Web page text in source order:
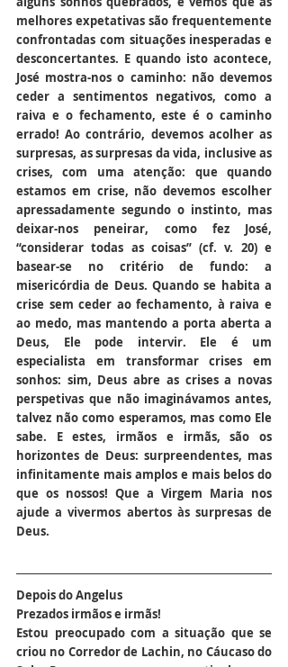
melhores expetativas são frequentemente
confrontadas com situações inesperadas e
desconcertantes. E quando isto acontece,
José mostra-nos o caminho: não devemos
ceder a sentimentos negativos, como a
raiva e o fechamento, este é o caminho
errado! Ao contrário, devemos acolher as
surpresas, as surpresas da vida, inclusive as
crises, com uma atenção: que quando
estamos em crise, não devemos escolher
apressadamente segundo o instinto, mas
deixar-nos peneirar, como fez José,
“considerar todas as coisas” (cf. v. 20) e
basear-se no critério de fundo: a
misericórdia de Deus. Quando se habita a
crise sem ceder ao fechamento, à raiva e
ao medo, mas mantendo a porta aberta a
Deus, Ele pode intervir. Ele é um
especialista em transformar crises em
sonhos: sim, Deus abre as crises a novas
perspetivas que não imaginávamos antes,
talvez não como esperamos, mas como Ele
sabe. E estes, irmãos e irmãs, são os
horizontes de Deus: surpreendentes, mas
infinitamente mais amplos e mais belos do
que os nossos! Que a Virgem Maria nos
ajude a vivermos abertos às surpresas de
Deus.
Depois do Angelus
Prezados irmãos e irmãs!
Estou preocupado com a situação que se
criou no Corredor de Lachin, no Cáucaso do